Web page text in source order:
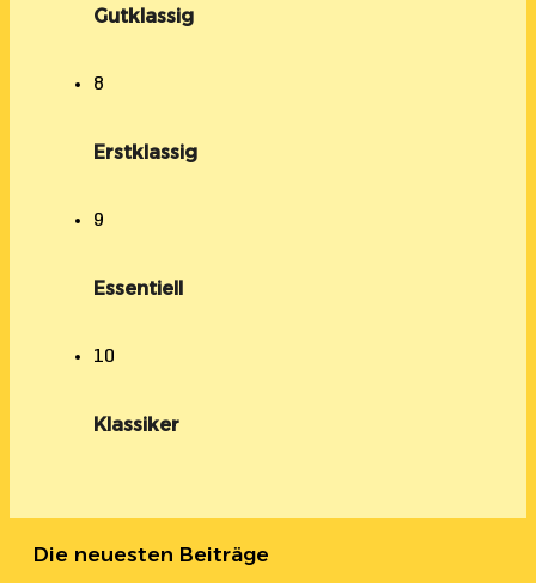
Gutklassig
8
Erstklassig
9
Essentiell
10
Klassiker
Die neuesten Beiträge